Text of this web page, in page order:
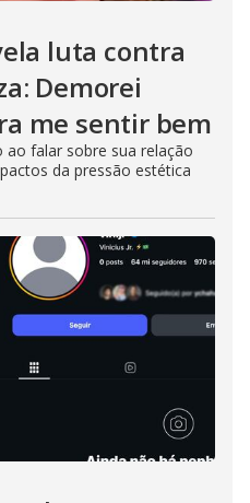
luta contra
Demorei
me sentir bem
ao falar sobre sua relação
da pressão estética